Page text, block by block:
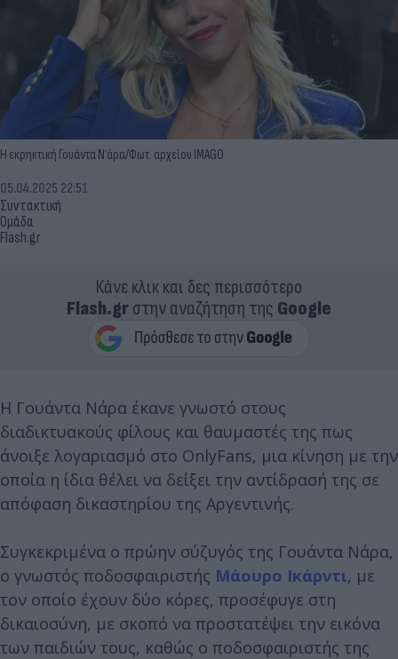
Η εκρηκτική Γουάντα Ν΄άρα/Φωτ. αρχείου IMAGO
Συντακτική
Ομάδα
Flash.gr
05.04.2025 22:51
Κάνε κλικ και δες περισσότερο
Flash.grστην αναζήτηση της Google
Η Γουάντα Νάρα έκανε γνωστό στους
διαδικτυακούς φίλους και θαυμαστές της πως
άνοιξε λογαριασμό στο OnlyFans, μια κίνηση με την
οποία η ίδια θέλει να δείξει την αντίδρασή της σε
απόφαση δικαστηρίου της Αργεντινής.
Συγκεκριμένα ο πρώην σύζυγός της Γουάντα Νάρα,
ο γνωστός ποδοσφαιριστής Μάουρο Ικάρντι, με
τον οποίο έχουν δύο κόρες, προσέφυγε στη
δικαιοσύνη, με σκοπό να προστατέψει την εικόνα
των παιδιών τους, καθώς ο ποδοσφαιριστής της